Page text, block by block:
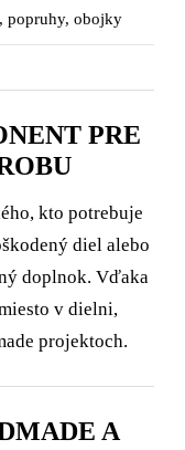
popruhy, obojky
PRE
kto potrebuje
diel alebo
doplnok. Vďaka
v dielni,
projektoch.
A